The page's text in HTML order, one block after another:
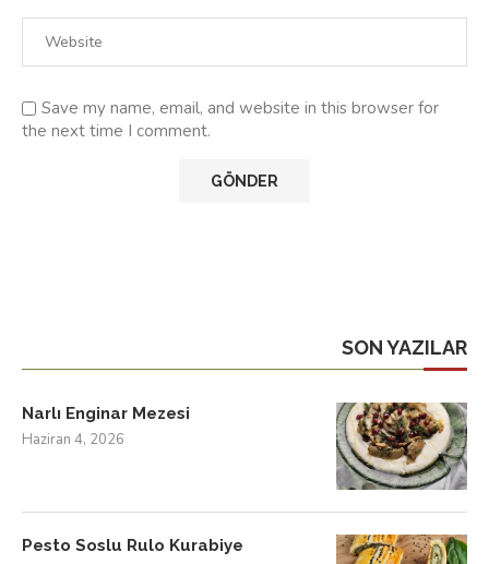
Save my name, email, and website in this browser for
the next time I comment.
SON YAZILAR
Narlı Enginar Mezesi
Haziran 4, 2026
Pesto Soslu Rulo Kurabiye